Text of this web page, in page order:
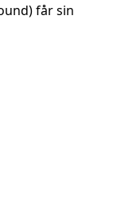
får sin